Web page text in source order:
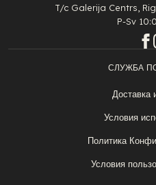
T/c Galerija Centrs,
P-Sv
СЛУЖБА
Доставка
Условия
Политика
Условия